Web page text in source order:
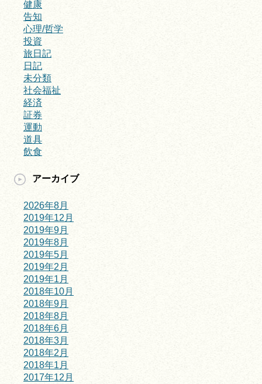
健康
告知
心理/哲学
投資
旅日記
日記
未分類
社会福祉
経済
証券
運動
道具
飲食
アーカイブ
2026年8月
2019年12月
2019年9月
2019年8月
2019年5月
2019年2月
2019年1月
2018年10月
2018年9月
2018年8月
2018年6月
2018年3月
2018年2月
2018年1月
2017年12月